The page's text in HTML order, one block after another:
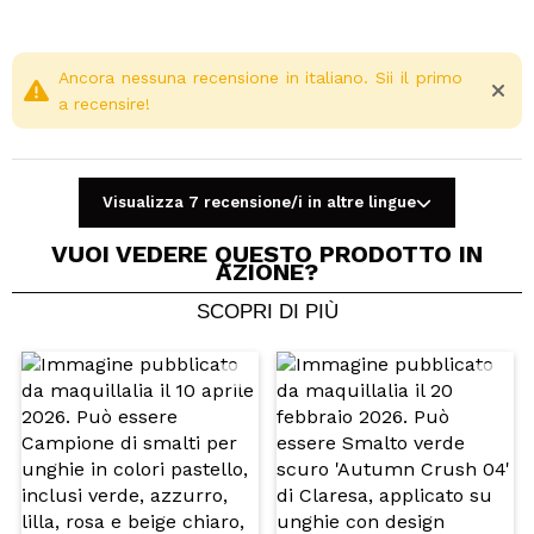
Condividi un video o una foto
Il tuo video potrebbe essere il primo. Immaginalo...
Consiglieresti questo acquisto? Si No
5/5
INVIA
Ancora nessuna recensione in italiano. Sii il primo
a recensire!
Visualizza 7 recensione/i in altre lingue
VUOI VEDERE QUESTO PRODOTTO IN
AZIONE?
SCOPRI DI PIÙ